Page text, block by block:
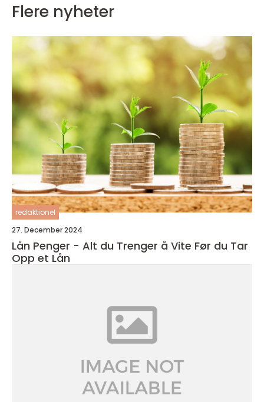
Flere nyheter
redaktionel
27. December 2024
Lån Penger - Alt du Trenger å Vite Før du Tar
Opp et Lån